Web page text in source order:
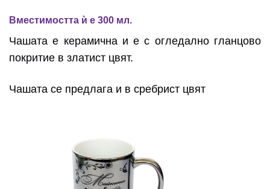
Вместимостта ѝ е 300 мл.
Чашата е керамична и е с огледално гланцово
покритие в златист цвят.
Чашата се предлага и в сребрист цвят